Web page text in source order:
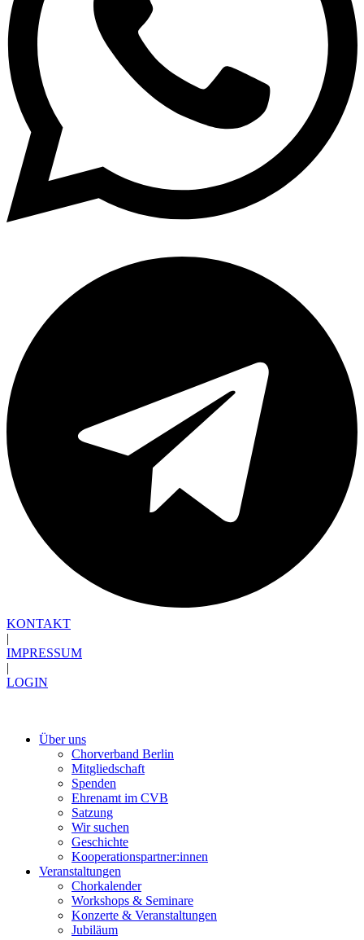
KONTAKT
IMPRESSUM
LOGIN
Über uns
Chorverband Berlin
Mitgliedschaft
Spenden
Ehrenamt im CVB
Satzung
Wir suchen
Geschichte
Kooperationspartner:innen
Veranstaltungen
Chorkalender
Workshops & Seminare
Konzerte & Veranstaltungen
Jubiläum